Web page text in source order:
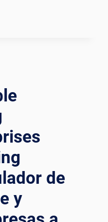
de
y